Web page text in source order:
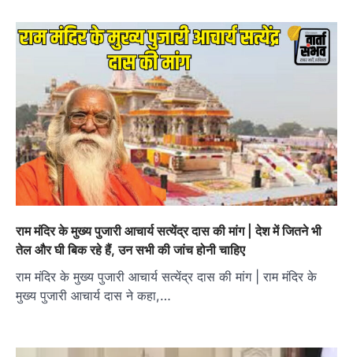
राम मंदिर के मुख्य पुजारी आचार्य सत्येंद्र दास की मांग | देश में जितने भी
तेल और घी बिक रहे हैं, उन सभी की जांच होनी चाहिए
राम मंदिर के मुख्य पुजारी आचार्य सत्येंद्र दास की मांग | राम मंदिर के
मुख्य पुजारी आचार्य दास ने कहा,…